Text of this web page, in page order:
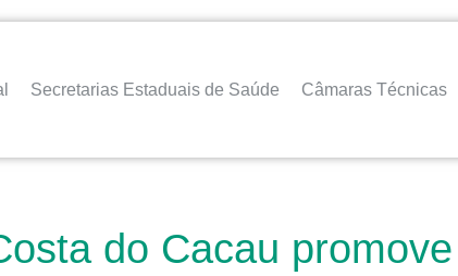
Secretarias Estaduais de Saúde Câmaras Técnicas
do Cacau